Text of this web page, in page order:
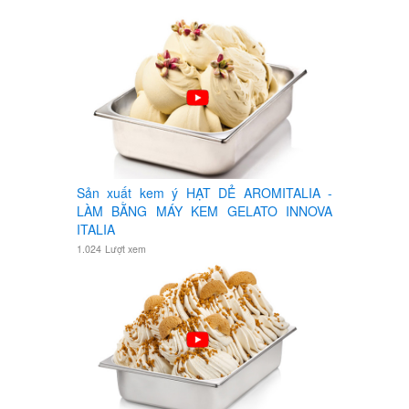
Sản xuất kem ý HẠT DẺ AROMITALIA -
LÀM BẰNG MÁY KEM GELATO INNOVA
ITALIA
1.024 Lượt xem